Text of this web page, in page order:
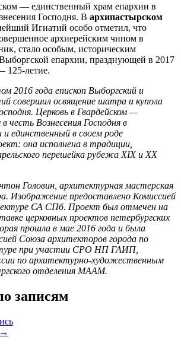
— единственный храм епархии в
Господня. В архипастырском
Игнатий особо отметил, что
архиерейским чином в
стало особым, историческим
епархии, празднующей в 2017
125-летие.
2016 года епископ Выборгский и
совершил освящение шатра и купола
Церковь в Гвардейском —
честь Вознесения Господня в
и единственный в своем роде
она исполнена в традиции,
перешейка рубежа XIX и XX
Головин, архитектурная мастерская
Изображение предоставлено Комиссией
СА СПб. Проект был отмечен на
церковных проектов петербургских
прошла в мае 2016 года и была
Союза архитекторов города по
при участии СРО НП ГАИП,
по архитектурно-художественным
отделения МААМ.
записям